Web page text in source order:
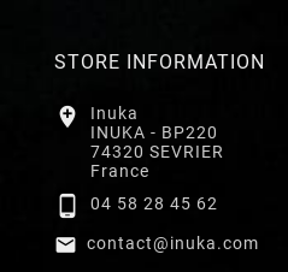
STORE INFORMATION

Inuka
INUKA - BP220
74320 SEVRIER
France
 04 58 28 45 62
 contact@inuka.com